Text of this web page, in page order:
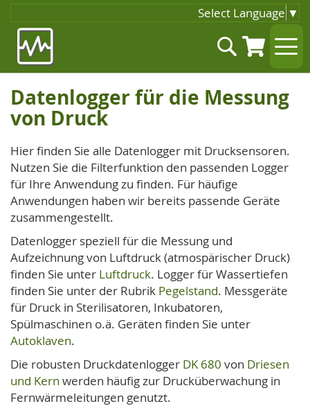
Select Language ▼
Inhalt
springen
Suche
Datenlogger für die Messung
von Druck
Hier finden Sie alle Datenlogger mit Drucksensoren.
Nutzen Sie die Filterfunktion den passenden Logger
für Ihre Anwendung zu finden. Für häufige
Anwendungen haben wir bereits passende Geräte
zusammengestellt.
Datenlogger speziell für die Messung und
Aufzeichnung von Luftdruck (atmospärischer Druck)
finden Sie unter Luftdruck. Logger für Wassertiefen
finden Sie unter der Rubrik Pegelstand. Messgeräte
für Druck in Sterilisatoren, Inkubatoren,
Spülmaschinen o.ä. Geräten finden Sie unter
Autoklaven.
Die robusten Druckdatenlogger DK 680 von Driesen
und Kern werden häufig zur Drucküberwachung in
Fernwärmeleitungen genutzt.